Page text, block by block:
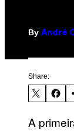
By André
Share:
A